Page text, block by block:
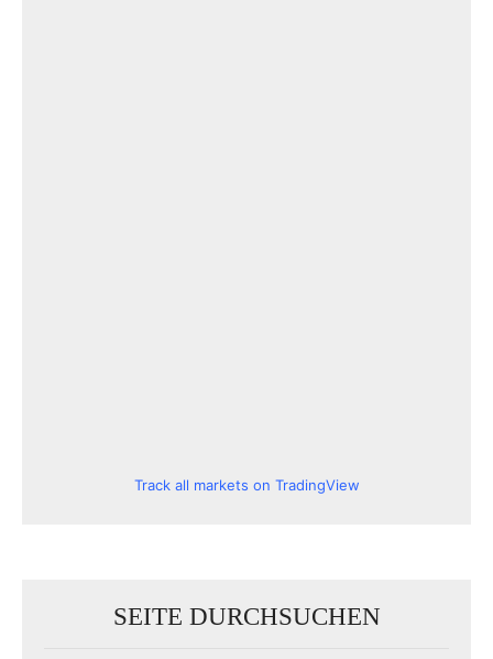
Track all markets on TradingView
SEITE DURCHSUCHEN